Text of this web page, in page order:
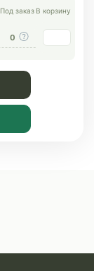
Под заказ В корзину
0